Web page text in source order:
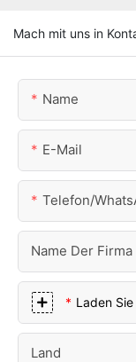
Mach mit uns in
Name
E-Mail
Telefon/
Name Der Firma
Laden
Land